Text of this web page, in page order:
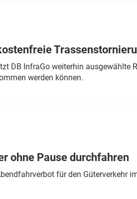
DB InfraGo weiterhin
werden können.
ohne Pause durchfahren
für den Güterverkehr